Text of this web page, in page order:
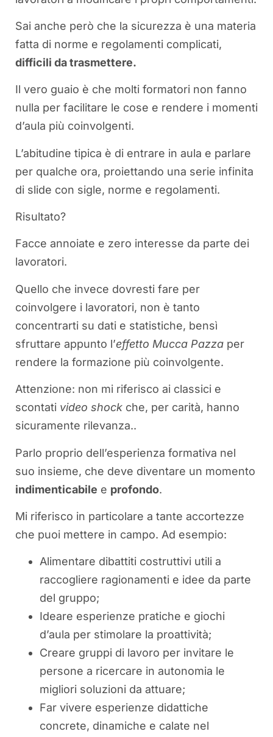
Sai anche però che la sicurezza è una materia
fatta di norme e regolamenti complicati,
difficili da trasmettere.
Il vero guaio è che molti formatori non fanno
nulla per facilitare le cose e rendere i momenti
d’aula più coinvolgenti.
L’abitudine tipica è di entrare in aula e parlare
per qualche ora, proiettando una serie infinita
di slide con sigle, norme e regolamenti.
Risultato?
Facce annoiate e zero interesse da parte dei
lavoratori.
Quello che invece dovresti fare per
coinvolgere i lavoratori, non è tanto
concentrarti su dati e statistiche, bensì
sfruttare appunto l’effetto Mucca Pazza per
rendere la formazione più coinvolgente.
Attenzione: non mi riferisco ai classici e
scontati video shock che, per carità, hanno
sicuramente rilevanza..
Parlo proprio dell’esperienza formativa nel
suo insieme, che deve diventare un momento
indimenticabile e profondo.
Mi riferisco in particolare a tante accortezze
che puoi mettere in campo. Ad esempio:
Alimentare dibattiti costruttivi utili a
raccogliere ragionamenti e idee da parte
del gruppo;
Ideare esperienze pratiche e giochi
d’aula per stimolare la proattività;
Creare gruppi di lavoro per invitare le
persone a ricercare in autonomia le
migliori soluzioni da attuare;
Far vivere esperienze didattiche
concrete, dinamiche e calate nel